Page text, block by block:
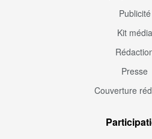
Publicité
Kit média
Presse
Couverture